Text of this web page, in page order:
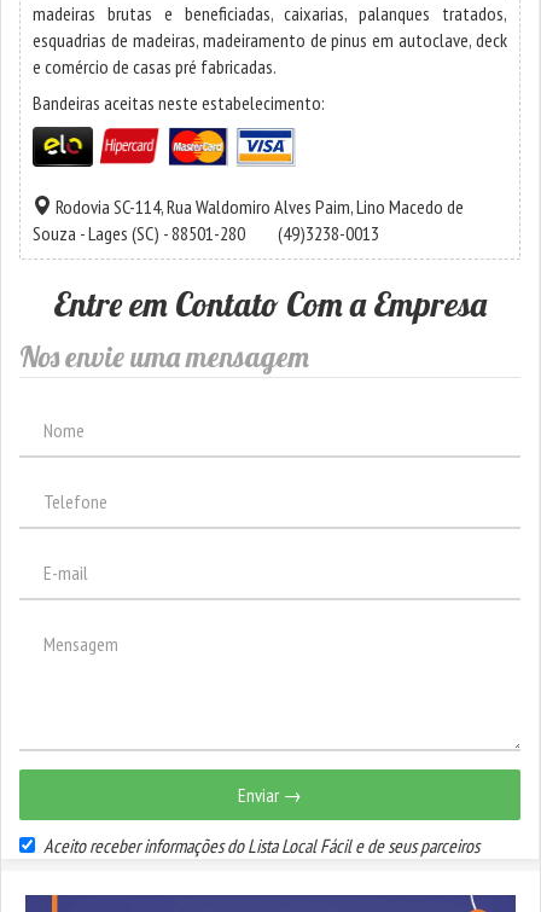
madeiras brutas e beneficiadas, caixarias, palanques tratados,
esquadrias de madeiras, madeiramento de pinus em autoclave, deck
e comércio de casas pré fabricadas.
Bandeiras aceitas neste estabelecimento:
Rodovia SC-114, Rua Waldomiro Alves Paim,Lino Macedo de
Souza -Lages (SC) - 88501-280 (49)3238-0013
Entre em Contato Com a Empresa
Nos envie uma mensagem
Enviar →
Aceito receber informações do Lista Local Fácil e de seus parceiros